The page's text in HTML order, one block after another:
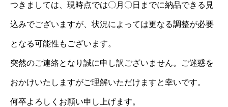
つきましては、現時点では〇月〇日までに納品できる見
込みでございますが、状況によっては更なる調整が必要
となる可能性もございます。
突然のご連絡となり誠に申し訳ございません。ご迷惑を
おかけいたしますがご理解いただけますと幸いです。
何卒よろしくお願い申し上げます。